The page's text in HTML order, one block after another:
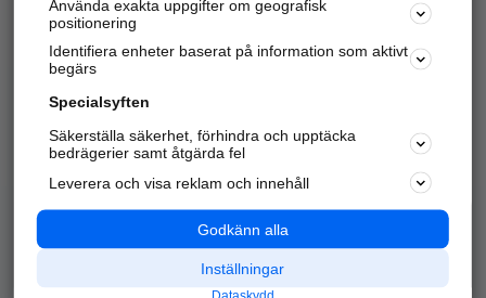
Kom igång och annonsera mot
samarbetspartners nära dig.
Alla kategorier
Populära sökningar
API & Kartor
Annonsera
Integritet
Nödnummer
Använda exakta uppgifter om geografisk
positionering
Identifiera enheter baserat på information som aktivt
begärs
Specialsyften
Säkerställa säkerhet, förhindra och upptäcka
bedrägerier samt åtgärda fel
Leverera och visa reklam och innehåll
Godkänn alla
Inställningar
Dataskydd